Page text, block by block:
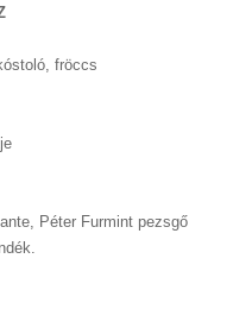
fröccs
Péter Furmint pezsgő